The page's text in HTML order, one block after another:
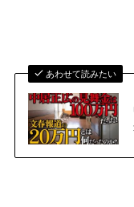
あわせて読みたい